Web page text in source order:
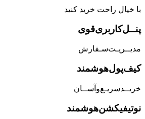
با خیال راحت خرید کنید
پنــل‌کاربری‌قوی
مدیــریـت‌سـفارش
کیف‌پول‌هوشمند
خریــد‌سریـع‌و‌آســان
نوتیفیکشن‌هوشمند